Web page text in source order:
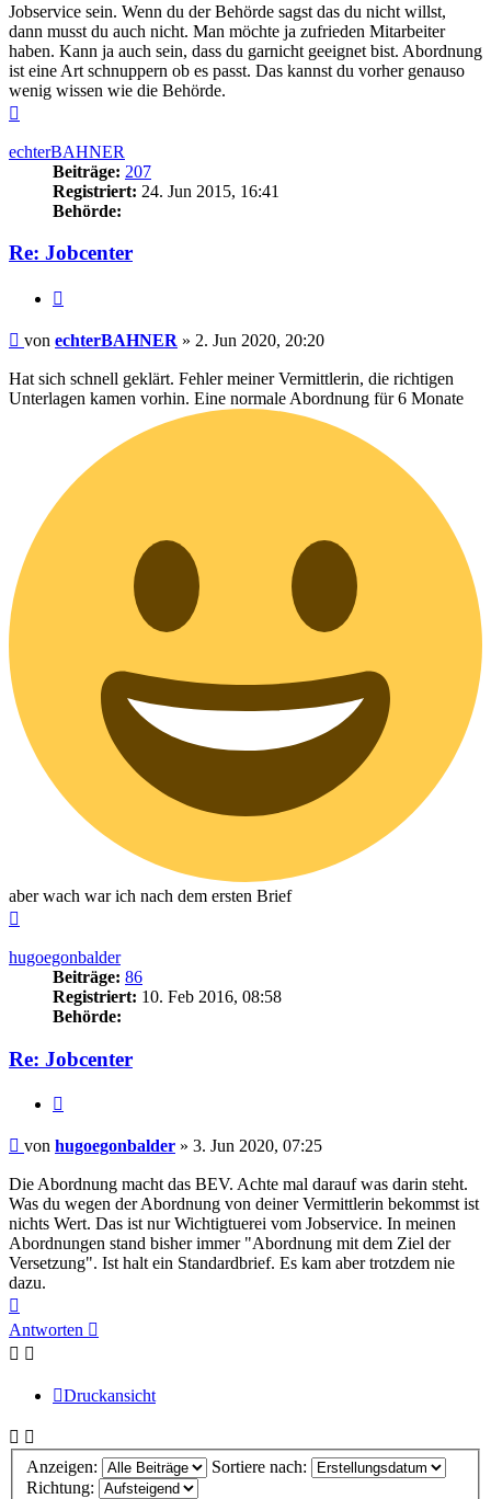
Jobservice sein. Wenn du der Behörde sagst das du nicht willst,
dann musst du auch nicht. Man möchte ja zufrieden Mitarbeiter
haben. Kann ja auch sein, dass du garnicht geeignet bist. Abordnung
ist eine Art schnuppern ob es passt. Das kannst du vorher genauso
wenig wissen wie die Behörde.
echterBAHNER
Beiträge: 207
Registriert: 24. Jun 2015, 16:41
Behörde:
Re: Jobcenter
Beitrag
von echterBAHNER » 2. Jun 2020, 20:20
Hat sich schnell geklärt. Fehler meiner Vermittlerin, die richtigen
Unterlagen kamen vorhin. Eine normale Abordnung für 6 Monate
aber wach war ich nach dem ersten Brief
hugoegonbalder
Beiträge: 86
Registriert: 10. Feb 2016, 08:58
Behörde:
Re: Jobcenter
Beitrag
von hugoegonbalder » 3. Jun 2020, 07:25
Die Abordnung macht das BEV. Achte mal darauf was darin steht.
Was du wegen der Abordnung von deiner Vermittlerin bekommst ist
nichts Wert. Das ist nur Wichtigtuerei vom Jobservice. In meinen
Abordnungen stand bisher immer "Abordnung mit dem Ziel der
Versetzung". Ist halt ein Standardbrief. Es kam aber trotzdem nie
dazu.
oben
Antworten
Druckansicht
Anzeigen:
Sortiere nach:
Richtung: